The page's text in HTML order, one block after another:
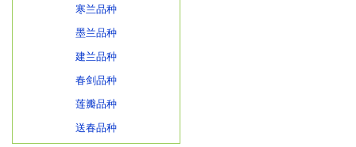
寒兰品种
墨兰品种
建兰品种
春剑品种
莲瓣品种
送春品种